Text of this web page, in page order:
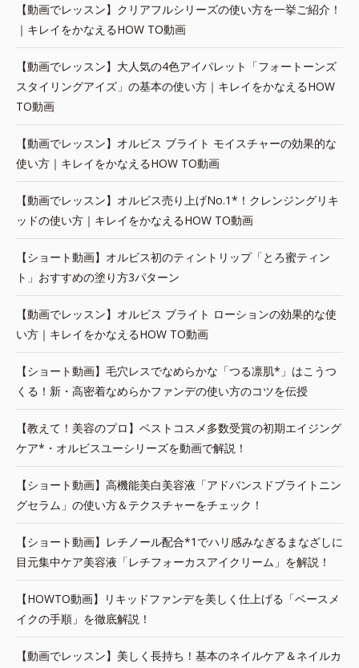
【動画でレッスン】クリアフルシリーズの使い方を一挙ご紹介！
｜キレイをかなえるHOW TO動画
【動画でレッスン】大人気の4色アイパレット「フォートーンズ
スタイリングアイズ」の基本の使い方｜キレイをかなえるHOW
TO動画
【動画でレッスン】オルビス ブライト モイスチャーの効果的な
使い方｜キレイをかなえるHOW TO動画
【動画でレッスン】オルビス売り上げNo.1*！クレンジングリキ
ッドの使い方｜キレイをかなえるHOW TO動画
【ショート動画】オルビス初のティントリップ「とろ蜜ティン
ト」おすすめの塗り方3パターン
【動画でレッスン】オルビス ブライト ローションの効果的な使
い方｜キレイをかなえるHOW TO動画
【ショート動画】毛穴レスでなめらかな「つる凛肌*」はこうつ
くる！新・高密着なめらかファンデの使い方のコツを伝授
【教えて！美容のプロ】ベストコスメ多数受賞の初期エイジング
ケア*・オルビスユーシリーズを動画で解説！
【ショート動画】高機能美白美容液「アドバンスドブライトニン
グセラム」の使い方＆テクスチャーをチェック！
【ショート動画】レチノール配合*1でハリ感みなぎるまなざしに
目元集中ケア美容液「レチフォーカスアイクリーム」を解説！
【HOWTO動画】リキッドファンデを美しく仕上げる「ベースメ
イクの手順」を徹底解説！
【動画でレッスン】美しく長持ち！基本のネイルケア＆ネイルカ